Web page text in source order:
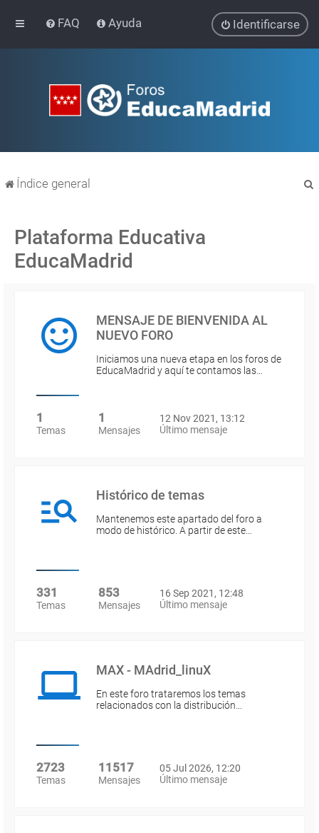
FAQ Ayuda Identificarse
Índice general
Plataforma Educativa
EducaMadrid
MENSAJE DE BIENVENIDA AL
NUEVO FORO
Iniciamos una nueva etapa en los foros de
EducaMadrid y aquí te contamos las…
1
Temas
1
Mensajes
12 Nov 2021, 13:12
Último mensaje
Histórico de temas
Mantenemos este apartado del foro a
modo de histórico. A partir de este…
331
Temas
853
Mensajes
16 Sep 2021, 12:48
Último mensaje
MAX - MAdrid_linuX
En este foro trataremos los temas
relacionados con la distribución…
2723
Temas
11517
Mensajes
05 Jul 2026, 12:20
Último mensaje